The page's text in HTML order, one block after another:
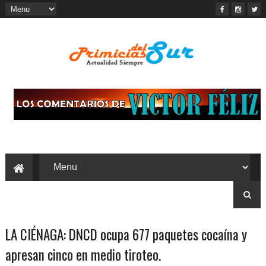
LA CIÉNAGA: DNCD ocupa 677 paquetes cocaína y
apresan cinco en medio tiroteo.